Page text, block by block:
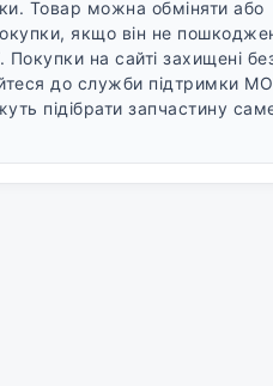
Товар можна обміняти або
якщо він не
Покупки на сайті захищені
до служби підтримки
підібрати запчастину